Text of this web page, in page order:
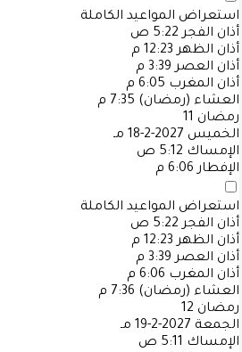
استعراض المواعيد الكاملة
أذان الفجر 5:22 ص
أذان الظهر 12:23 م
أذان العصر 3:39 م
أذان المغرب 6:05 م
العشاء (رمضان) 7:35 م
رمضان 11
الخميس 2027-2-18 مـ
الإمساك 5:12 ص
الإفطار 6:06 م
استعراض المواعيد الكاملة
أذان الفجر 5:22 ص
أذان الظهر 12:23 م
أذان العصر 3:39 م
أذان المغرب 6:06 م
العشاء (رمضان) 7:36 م
رمضان 12
الجمعة 2027-2-19 مـ
الإمساك 5:11 ص